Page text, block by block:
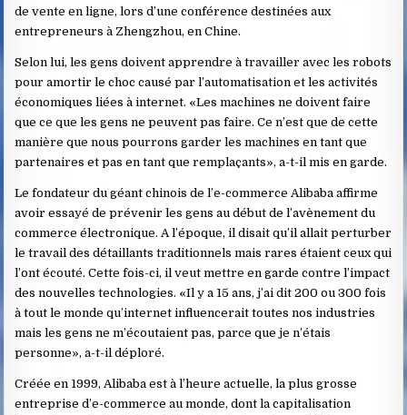
de vente en ligne, lors d’une conférence destinées aux
entrepreneurs à Zhengzhou, en Chine.
Selon lui, les gens doivent apprendre à travailler avec les robots
pour amortir le choc causé par l’automatisation et les activités
économiques liées à internet. «Les machines ne doivent faire
que ce que les gens ne peuvent pas faire. Ce n’est que de cette
manière que nous pourrons garder les machines en tant que
partenaires et pas en tant que remplaçants», a-t-il mis en garde.
Le fondateur du géant chinois de l’e-commerce Alibaba affirme
avoir essayé de prévenir les gens au début de l’avènement du
commerce électronique. A l’époque, il disait qu’il allait perturber
le travail des détaillants traditionnels mais rares étaient ceux qui
l’ont écouté. Cette fois-ci, il veut mettre en garde contre l’impact
des nouvelles technologies. «Il y a 15 ans, j’ai dit 200 ou 300 fois
à tout le monde qu’internet influencerait toutes nos industries
mais les gens ne m’écoutaient pas, parce que je n’étais
personne», a-t-il déploré.
Créée en 1999, Alibaba est à l’heure actuelle, la plus grosse
entreprise d’e-commerce au monde, dont la capitalisation